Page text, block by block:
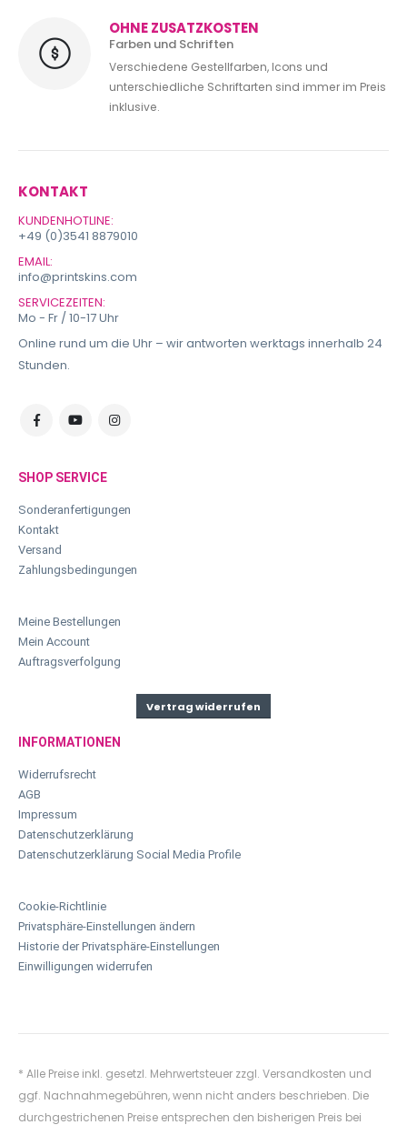
OHNE ZUSATZKOSTEN
Farben und Schriften
Verschiedene Gestellfarben, Icons und
unterschiedliche Schriftarten sind immer im Preis
inklusive.
KONTAKT
KUNDENHOTLINE:
+49 (0)3541 8879010
EMAIL:
info@printskins.com
SERVICEZEITEN:
Mo - Fr / 10-17 Uhr
Online rund um die Uhr – wir antworten werktags innerhalb 24
Stunden.
SHOP SERVICE
Sonderanfertigungen
Kontakt
Versand
Zahlungsbedingungen
Meine Bestellungen
Mein Account
Auftragsverfolgung
Vertrag widerrufen
INFORMATIONEN
Widerrufsrecht
AGB
Impressum
Datenschutzerklärung
Datenschutzerklärung Social Media Profile
Cookie-Richtlinie
Privatsphäre-Einstellungen ändern
Historie der Privatsphäre-Einstellungen
Einwilligungen widerrufen
* Alle Preise inkl. gesetzl. Mehrwertsteuer zzgl. Versandkosten und
ggf. Nachnahmegebühren, wenn nicht anders beschrieben. Die
durchgestrichenen Preise entsprechen den bisherigen Preis bei